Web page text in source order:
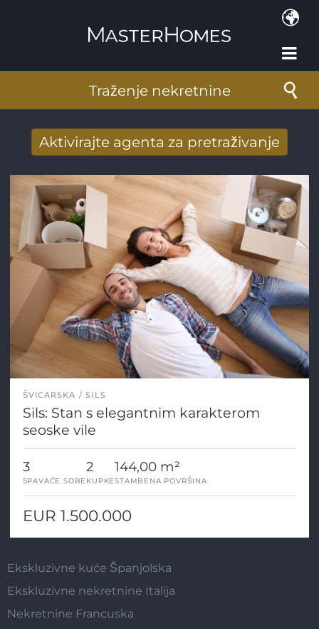
Traženje nekretnine
Aktivirajte agenta za pretraživanje
Adresa e-pošte
ŠVICARSKA SILS
Sils: Stan s elegantnim karakterom
seoske vile
3
SPAVAĆE SOBE
2
KUPKE
144,00 m²
STAMBENA POVRŠINA
EUR 1.500.000
Ekskluzivne kuće Španjolska
Ekskluzivne nekretnine Italija
Nekretnine Francuska